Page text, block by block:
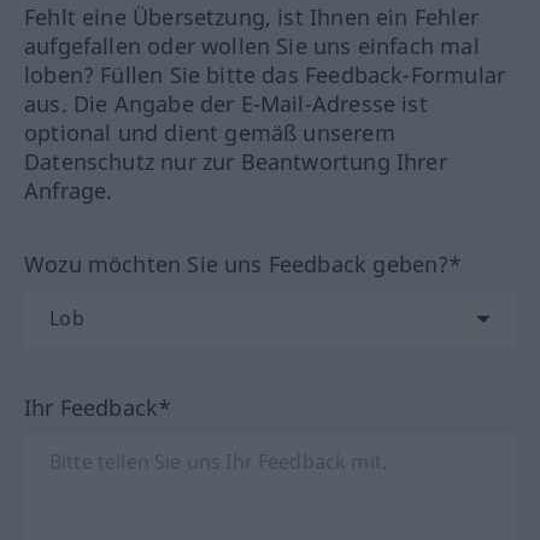
Fehlt eine Übersetzung, ist Ihnen ein Fehler
aufgefallen oder wollen Sie uns einfach mal
loben? Füllen Sie bitte das Feedback-Formular
aus. Die Angabe der E-Mail-Adresse ist
optional und dient gemäß unserem
Datenschutz nur zur Beantwortung Ihrer
Anfrage.
Wozu möchten Sie uns Feedback geben?*
Ihr Feedback*